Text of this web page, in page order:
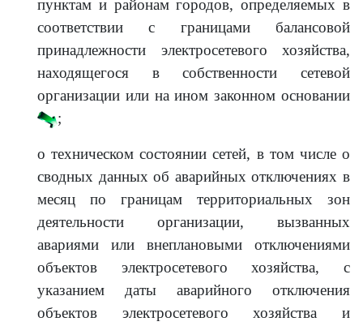
пунктам и районам городов, определяемых в
соответствии с границами балансовой
принадлежности электросетевого хозяйства,
находящегося в собственности сетевой
организации или на ином законном основании
;
о техническом состоянии сетей, в том числе о
сводных данных об аварийных отключениях в
месяц по границам территориальных зон
деятельности организации, вызванных
авариями или внеплановыми отключениями
объектов электросетевого хозяйства, с
указанием даты аварийного отключения
объектов электросетевого хозяйства и